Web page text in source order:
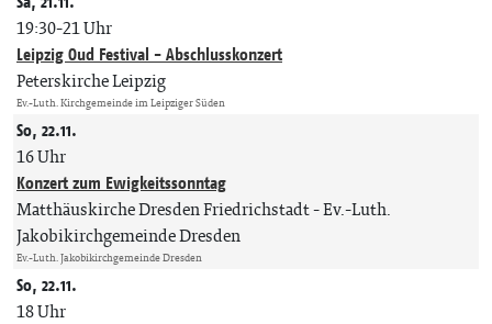
19:30-21 Uhr
Leipzig Oud Festival - Abschlusskonzert
Peterskirche Leipzig
Ev.-Luth. Kirchgemeinde im Leipziger Süden
So, 22.11.
16 Uhr
Konzert zum Ewigkeitssonntag
Matthäuskirche Dresden Friedrichstadt Ev.-Luth.
Jakobikirchgemeinde Dresden
Ev.-Luth. Jakobikirchgemeinde Dresden
So, 22.11.
18 Uhr